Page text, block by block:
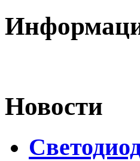
Новости